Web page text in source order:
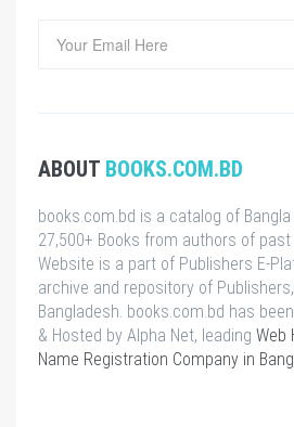
ABOUT BOOKS.COM.BD
books.com.bd is a catalog of
27,500+ Books from authors of
Website is a part of Publishers E-
archive and repository of
Bangladesh. books.com.bd has
& Hosted by Alpha Net, leading Web
Name Registration Company in